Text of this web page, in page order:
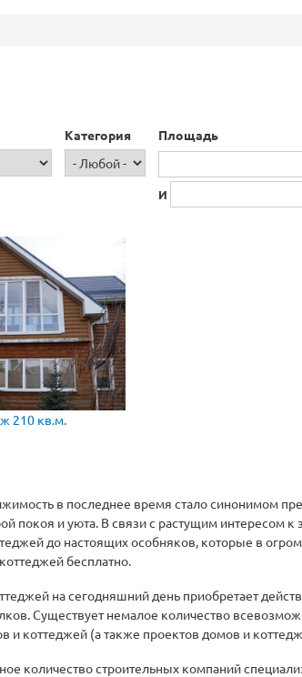
Категория Площадь
И
210 кв.м.
в последнее время стало синонимом
покоя и уюта. В связи с растущим интересом
до настоящих особняков, которые в
бесплатно.
на сегодняшний день приобретает
Существует немалое количество
и коттеджей (а также проектов домов и
количество строительных компаний